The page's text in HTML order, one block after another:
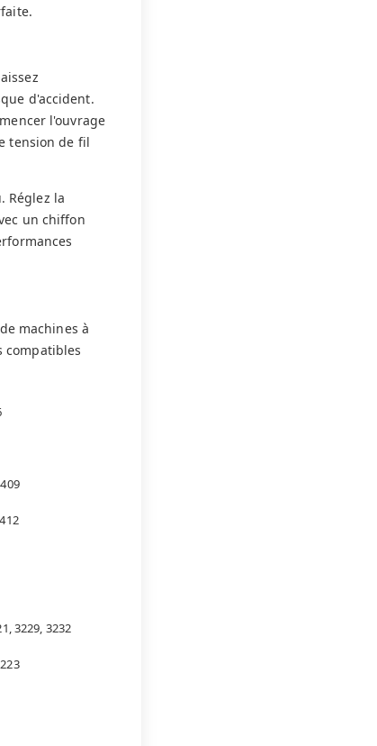
d'accident.
l'ouvrage
tension de fil
Réglez la
un chiffon
machines à
compatibles
3229, 3232